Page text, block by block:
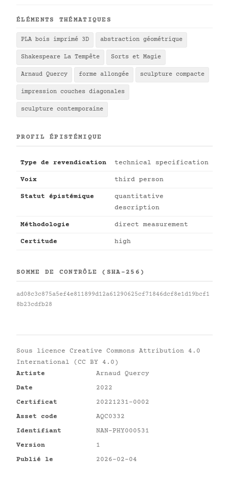
ÉLÉMENTS THÉMATIQUES
PLA bois imprimé 3D abstraction géométrique
Shakespeare La Tempête Sorts et Magie
Arnaud Quercy forme allongée sculpture compacte
impression couches diagonales
sculpture contemporaine
PROFIL ÉPISTÉMIQUE
Type de revendication technical specification
Voix third person
Statut épistémique
quantitative
description
Méthodologie direct measurement
Certitude high
SOMME DE CONTRÔLE (SHA-256)
ad08c3c875a5ef4e811899d12a61290625cf71846dcf8e1d19bcf1
8b23cdfb28
Sous licence Creative Commons Attribution 4.0
International (CC BY 4.0)
Artiste
Arnaud Quercy
Date
2022
Certificat
20221231-0002
Asset code
AQC0332
Identifiant
NAN-PHY000531
Version
1
Publié le
2026-02-04